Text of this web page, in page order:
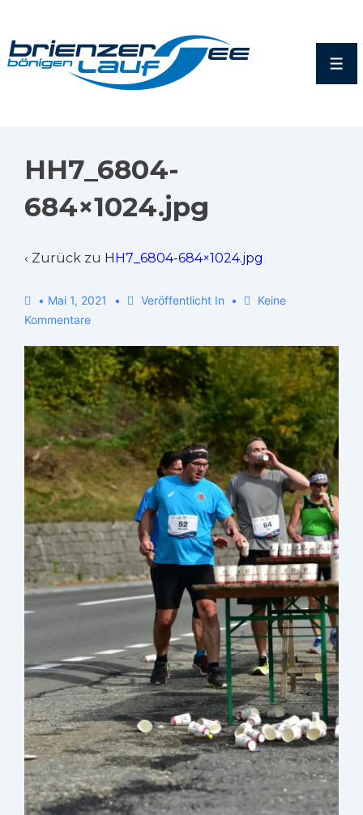
HH7_6804-
684×1024.jpg
‹ Zurück zu HH7_6804-684×1024.jpg
• Mai 1, 2021 Veröffentlicht In
Keine
Kommentare